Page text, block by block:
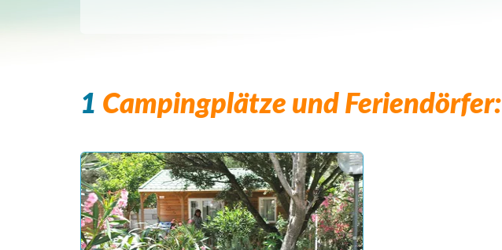
1 Campingplätze und Feriendörfer: